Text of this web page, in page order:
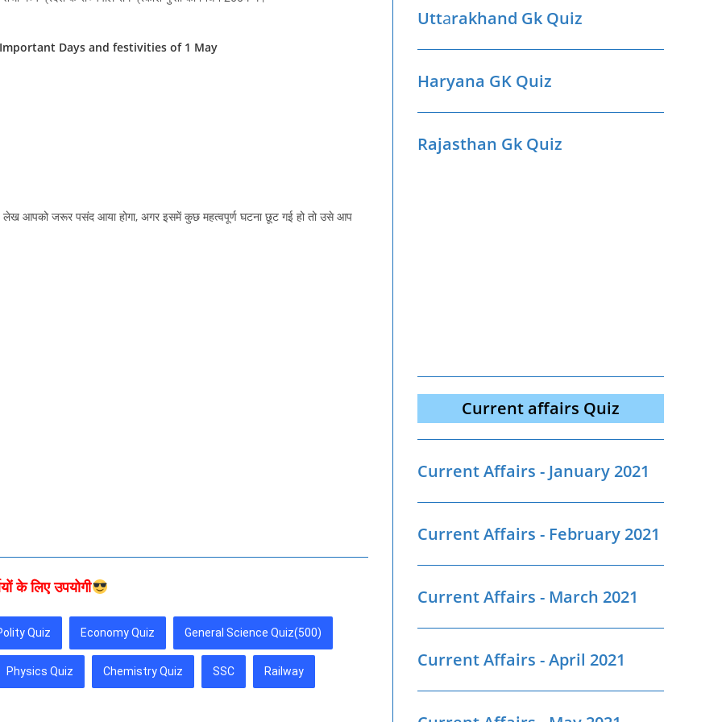
– Important Days and festivities of 1 May
आपको जरूर पसंद आया होगा, अगर इसमें कुछ महत्वपूर्ण घटना छूट गई हो तो उसे आप
के लिए उपयोगी
Quiz Economy Quiz General Science Quiz(500)
Physics Quiz Chemistry Quiz SSC Railway
Uttarakhand Gk Quiz
Haryana GK Quiz
Rajasthan Gk Quiz
Current affairs Quiz
Current Affairs - January 2021
Current Affairs - February 2021
Current Affairs - March 2021
Current Affairs - April 2021